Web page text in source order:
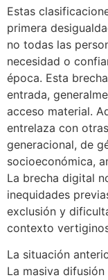
Estas
primera
no todas las
necesidad o
época. Esta
entrada,
acceso material.
entrelaza con
generacional, de
socioeconómica,
La brecha digital
inequidades
exclusión y
contexto
La situación
La masiva